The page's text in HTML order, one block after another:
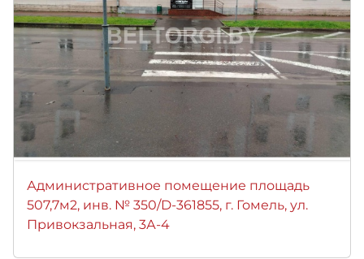
Административное помещение площадь
507,7м2, инв. № 350/D-361855, г. Гомель, ул.
Привокзальная, 3А-4